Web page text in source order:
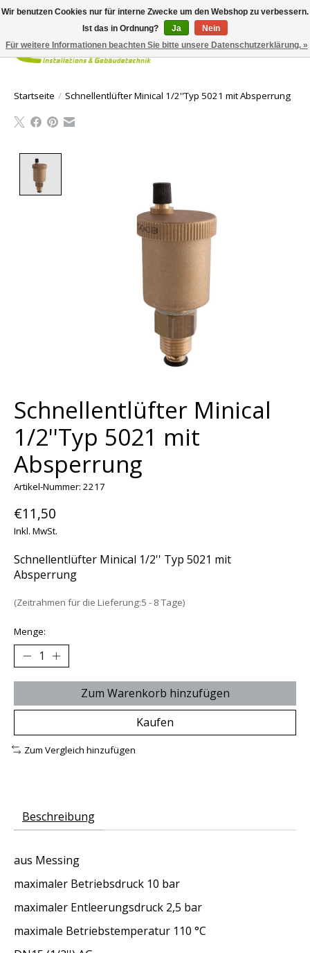
Ihr
Startseite / Schnellentlüfter Minical 1/2''Typ 5021 mit Absperrung
Schnellentlüfter Minical
1/2''Typ 5021 mit
Absperrung
Artikel-Nummer: 2217
€11,50
Inkl. MwSt.
Schnellentlüfter Minical 1/2'' Typ 5021 mit
Absperrung
(Zeitrahmen für die Lieferung:5 - 8 Tage)
Menge:
Zum Warenkorb hinzufügen
Kaufen
Zum Vergleich hinzufügen
Beschreibung
aus Messing
maximaler Betriebsdruck 10 bar
maximaler Entleerungsdruck 2,5 bar
maximale Betriebstemperatur 110 °C
Wir benutzen Cookies nur für interne Zwecke um den Webshop zu verbessern.
Ist das in Ordnung?
Ja
Nein
Für weitere Informationen beachten Sie bitte unsere Datenschutzerklärung. »